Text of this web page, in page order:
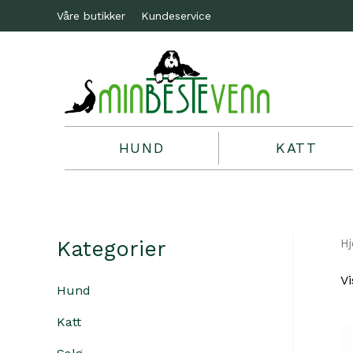
Våre butikker Kundeservice
HUND KATT
Kategorier
Hund
Katt